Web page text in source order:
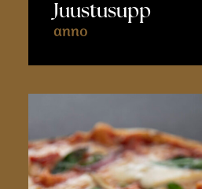
Juustusupp
anno